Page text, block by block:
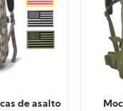
de asalto